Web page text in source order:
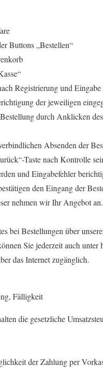
Buttons „Bestellen“
Registrierung und
der jeweiligen
durch Anklicken
Absenden der
Taste nach Kontrolle
und Eingabefehler
den Eingang der
nehmen wir Ihr Angebot an.
bei Bestellungen über
Sie jederzeit auch unter
das Internet zugänglich.
Fälligkeit
die gesetzliche
der Zahlung per